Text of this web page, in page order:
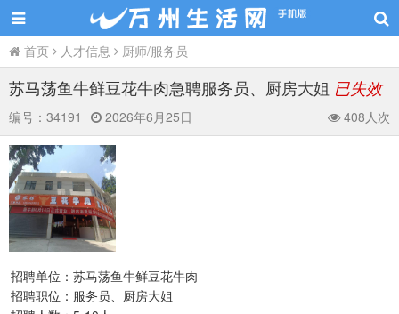
首页 人才信息 厨师/服务员
苏马荡鱼牛鲜豆花牛肉急聘服务员、厨房大姐 已失效
编号： 34191 2026年6月25日 408人次
招聘单位：苏马荡鱼牛鲜豆花牛肉
招聘职位：服务员、厨房大姐